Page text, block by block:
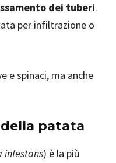
dei tuberi.
per infiltrazione o
e spinaci, ma anche
patata
infestans) è la più